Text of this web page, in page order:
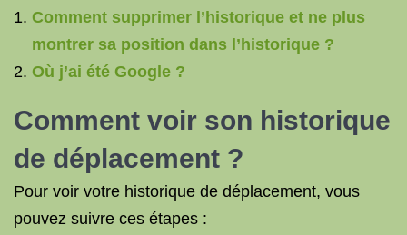
Comment supprimer l’historique et ne plus
montrer sa position dans l’historique ?
Où j’ai été Google ?
Comment voir son historique
de déplacement ?
Pour voir votre historique de déplacement, vous
pouvez suivre ces étapes :